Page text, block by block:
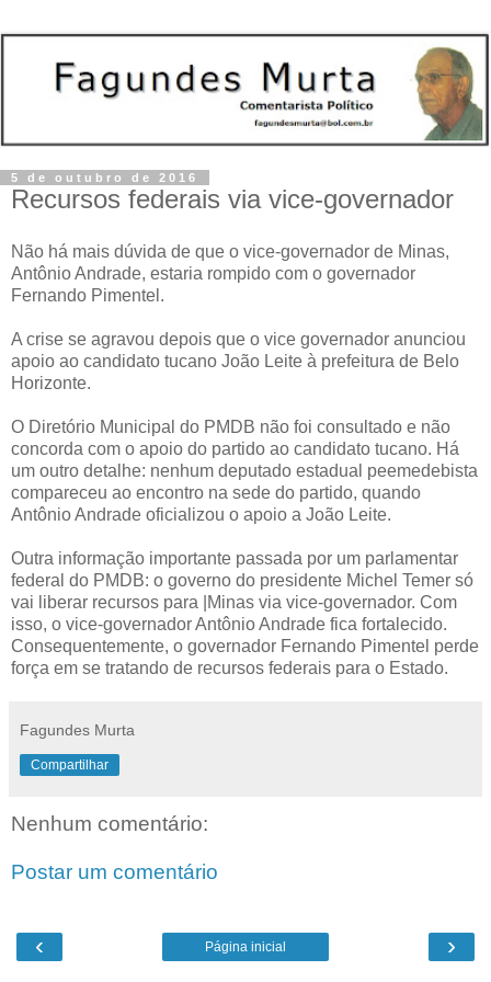
5 de outubro de 2016
Recursos federais via vice-governador
Não há mais dúvida de que o vice-governador de Minas,
Antônio Andrade, estaria rompido com o governador
Fernando Pimentel.
A crise se agravou depois que o vice governador anunciou
apoio ao candidato tucano João Leite à prefeitura de Belo
Horizonte.
O Diretório Municipal do PMDB não foi consultado e não
concorda com o apoio do partido ao candidato tucano. Há
um outro detalhe: nenhum deputado estadual peemedebista
compareceu ao encontro na sede do partido, quando
Antônio Andrade oficializou o apoio a João Leite.
Outra informação importante passada por um parlamentar
federal do PMDB: o governo do presidente Michel Temer só
vai liberar recursos para |Minas via vice-governador. Com
isso, o vice-governador Antônio Andrade fica fortalecido.
Consequentemente, o governador Fernando Pimentel perde
força em se tratando de recursos federais para o Estado.
Fagundes Murta
Compartilhar
Nenhum comentário:
Postar um comentário
‹ ›
Página inicial